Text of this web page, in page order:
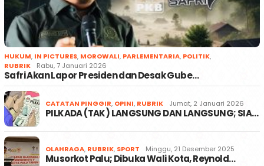
HUKUM, IN PICTURES, MOROWALI, PARLEMENTARIA, POLITIK,
RUBRIK
Rabu, 7 Januari 2026
Safri Akan Lapor Presiden dan Desak Gube…
CATATAN PINGGIR, OPINI, RUBRIK Jumat, 2 Januari 2026
PILKADA (TAK) LANGSUNG DAN LANGSUNG; SIA…
OLAHRAGA, RUBRIK, SPORT Minggu, 21 Desember 2025
Musorkot Palu; Dibuka Wali Kota, Reynold…